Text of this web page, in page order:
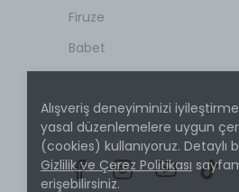
Alışveriş deneyiminizi
yasal düzenlemelere uygun
(cookies) kullanıyoruz. Detaylı
Gizlilik ve Çerez Politikası
erişebilirsiniz.
Firuze
Babet